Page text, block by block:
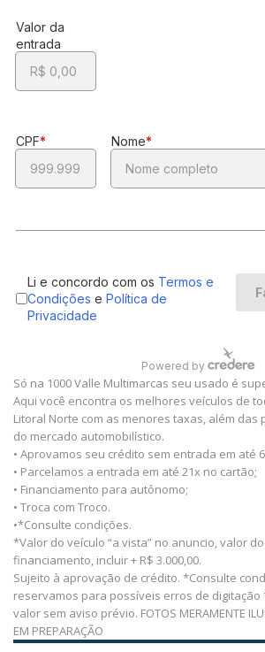
Só na 1000 Valle Multimarcas seu usado é
Aqui você encontra os melhores veículos de
Litoral Norte com as menores taxas, além das
do mercado automobilístico.
• Aprovamos seu crédito sem entrada em até
• Parcelamos a entrada em até 21x no cartão;
• Financiamento para autônomo;
• Troca com Troco.
•*Consulte condições.
*Valor do veículo “a vista” no anuncio, valor
financiamento, incluir + R$ 3.000,00.
Sujeito à aprovação de crédito. *Consulte
reservamos para possíveis erros de digitação
valor sem aviso prévio. FOTOS MERAMENTE
EM PREPARAÇÃO